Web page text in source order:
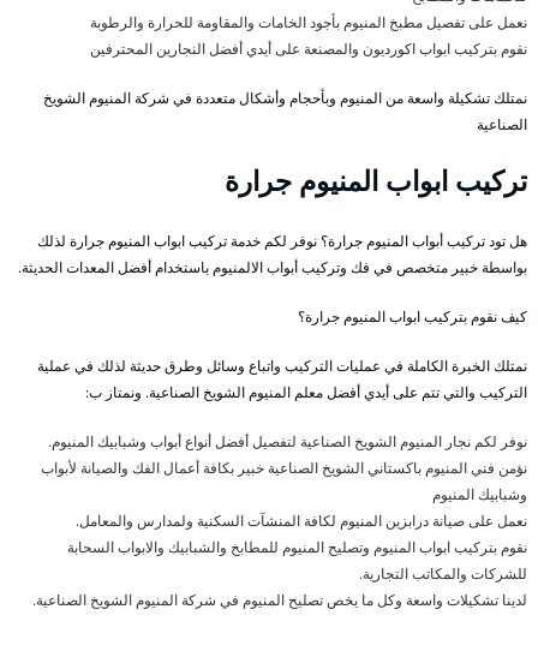
نعمل على تفصيل مطبخ المنيوم بأجود الخامات والمقاومة للحرارة والرطوبة
نقوم بتركيب ابواب اكورديون والمصنعة على أيدي أفضل النجارين المحترفين
نمتلك تشكيلة واسعة من المنيوم وبأحجام وأشكال متعددة في شركة المنيوم الشويخ
الصناعية
تركيب ابواب المنيوم جرارة
هل تود تركيب أبواب المنيوم جرارة؟ نوفر لكم خدمة تركيب ابواب المنيوم جرارة لذلك
بواسطة خبير متخصص في فك وتركيب أبواب الالمنيوم باستخدام أفضل المعدات الحديثة.
كيف نقوم بتركيب ابواب المنيوم جرارة؟
نمتلك الخبرة الكاملة في عمليات التركيب واتباع وسائل وطرق حديثة لذلك في عملية
التركيب والتي تتم على أيدي أفضل معلم المنيوم الشويخ الصناعية. ونمتاز ب:
نوفر لكم نجار المنيوم الشويخ الصناعية لتفصيل أفضل أنواع أبواب وشبابيك المنيوم.
نؤمن فني المنيوم باكستاني الشويخ الصناعية خبير بكافة أعمال الفك والصيانة لأبواب
وشبابيك المنيوم
نعمل على صيانة درابزين المنيوم لكافة المنشآت السكنية ولمدارس والمعامل.
نقوم بتركيب ابواب المنيوم وتصليح المنيوم للمطابخ والشبابيك والابواب السحابة
للشركات والمكاتب التجارية.
لدينا تشكيلات واسعة وكل ما يخص تصليح المنيوم في شركة المنيوم الشويخ الصناعية.